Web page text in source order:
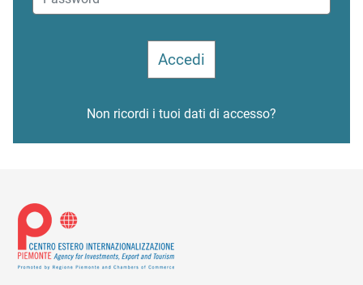
Non ricordi i tuoi dati di accesso?